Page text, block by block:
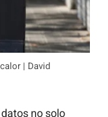
| David
no solo